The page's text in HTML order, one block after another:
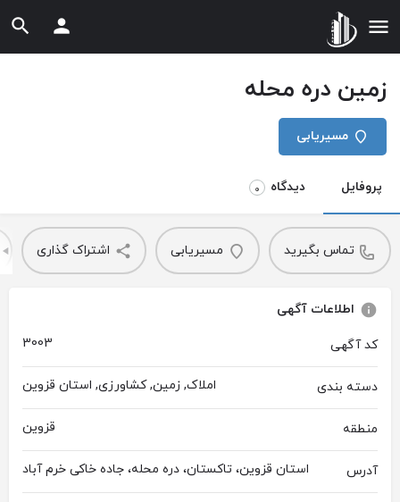
زمین دره محله
مسیریابی
پروفایل دیدگاه 0
تماس بگیرید مسیریابی اشتراک گذاری
اطلاعات آگهی
کد آگهی 3003
دسته بندی املاک, زمین, کشاورزی, استان قزوین
منطقه قزوین
آدرس استان قزوین، تاکستان، دره محله، جاده خاکی خرم آباد